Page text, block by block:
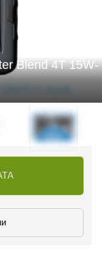
Blend 4T 15W-